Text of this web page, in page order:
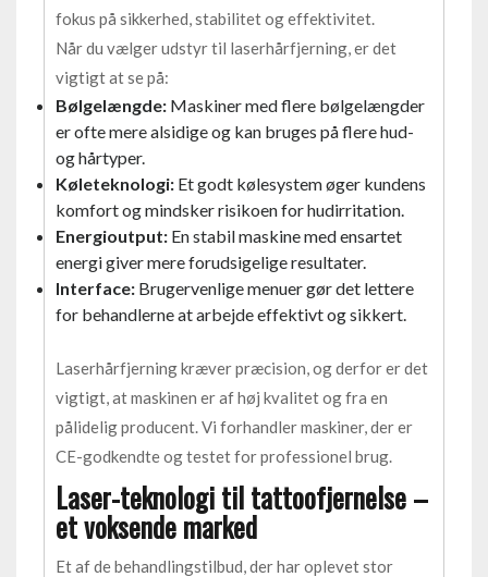
fokus på sikkerhed, stabilitet og effektivitet.
Når du vælger udstyr til laserhårfjerning, er det
vigtigt at se på:
Bølgelængde: Maskiner med flere bølgelængder
er ofte mere alsidige og kan bruges på flere hud-
og hårtyper.
Køleteknologi: Et godt kølesystem øger kundens
komfort og mindsker risikoen for hudirritation.
Energioutput: En stabil maskine med ensartet
energi giver mere forudsigelige resultater.
Interface: Brugervenlige menuer gør det lettere
for behandlerne at arbejde effektivt og sikkert.
Laserhårfjerning kræver præcision, og derfor er det
vigtigt, at maskinen er af høj kvalitet og fra en
pålidelig producent. Vi forhandler maskiner, der er
CE-godkendte og testet for professionel brug.
Laser-teknologi til tattoofjernelse –
et voksende marked
Et af de behandlingstilbud, der har oplevet stor